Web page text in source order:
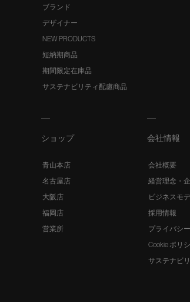
ブランド
デザイナー
NEW PRODUCTS
短納期商品
期間限定在庫品
サステナビリティ配慮商品
ショップ
青山本店
名古屋店
大阪店
福岡店
営業所
会社情報
会社概要
経営理念・
ビジネスモ
採用情報
プライバシ
Cookie ポリ
サステナビ